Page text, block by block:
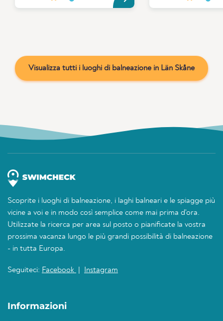
Visualizza tutti i luoghi di balneazione in Län Skåne
Scoprite i luoghi di balneazione, i laghi balneari e le spiagge più
vicine a voi e in modo così semplice come mai prima d'ora.
Utilizzate la ricerca per area sul posto o pianificate la vostra
prossima vacanza lungo le più grandi possibilità di balneazione
- in tutta Europa.
Seguiteci: Facebook Instagram
Informazioni